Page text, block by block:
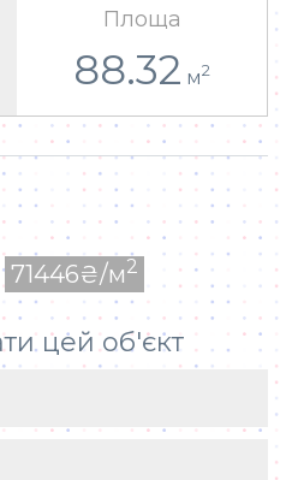
Площа
88.32 м2
71446₴/м2
цей об'єкт